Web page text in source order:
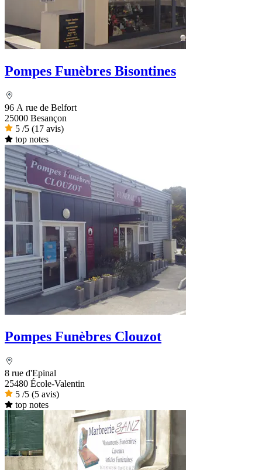
Pompes Funèbres Bisontines
96 A rue de Belfort
25000 Besançon
5 /5 (17 avis)
top notes
Pompes Funèbres Clouzot
8 rue d'Epinal
25480 École-Valentin
5 /5 (5 avis)
top notes